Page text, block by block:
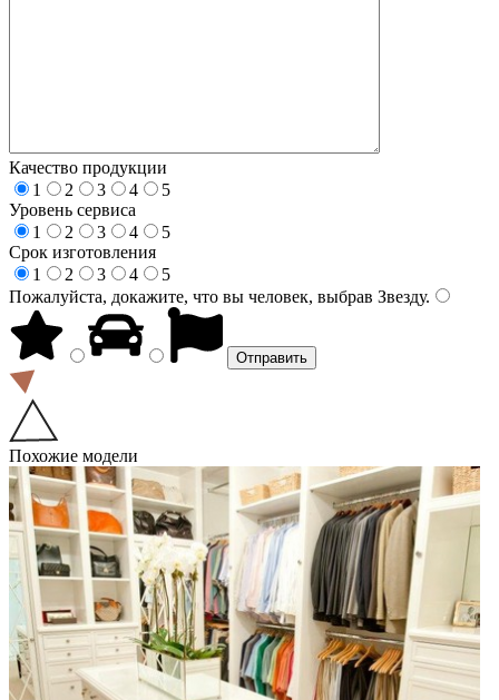
Качество продукции
1
2 3 4
5
Уровень сервиса
1
2 3 4
5
Срок изготовления
1
2 3 4
5
Пожалуйста, докажите, что вы человек, выбрав Звезду.
Похожие модели